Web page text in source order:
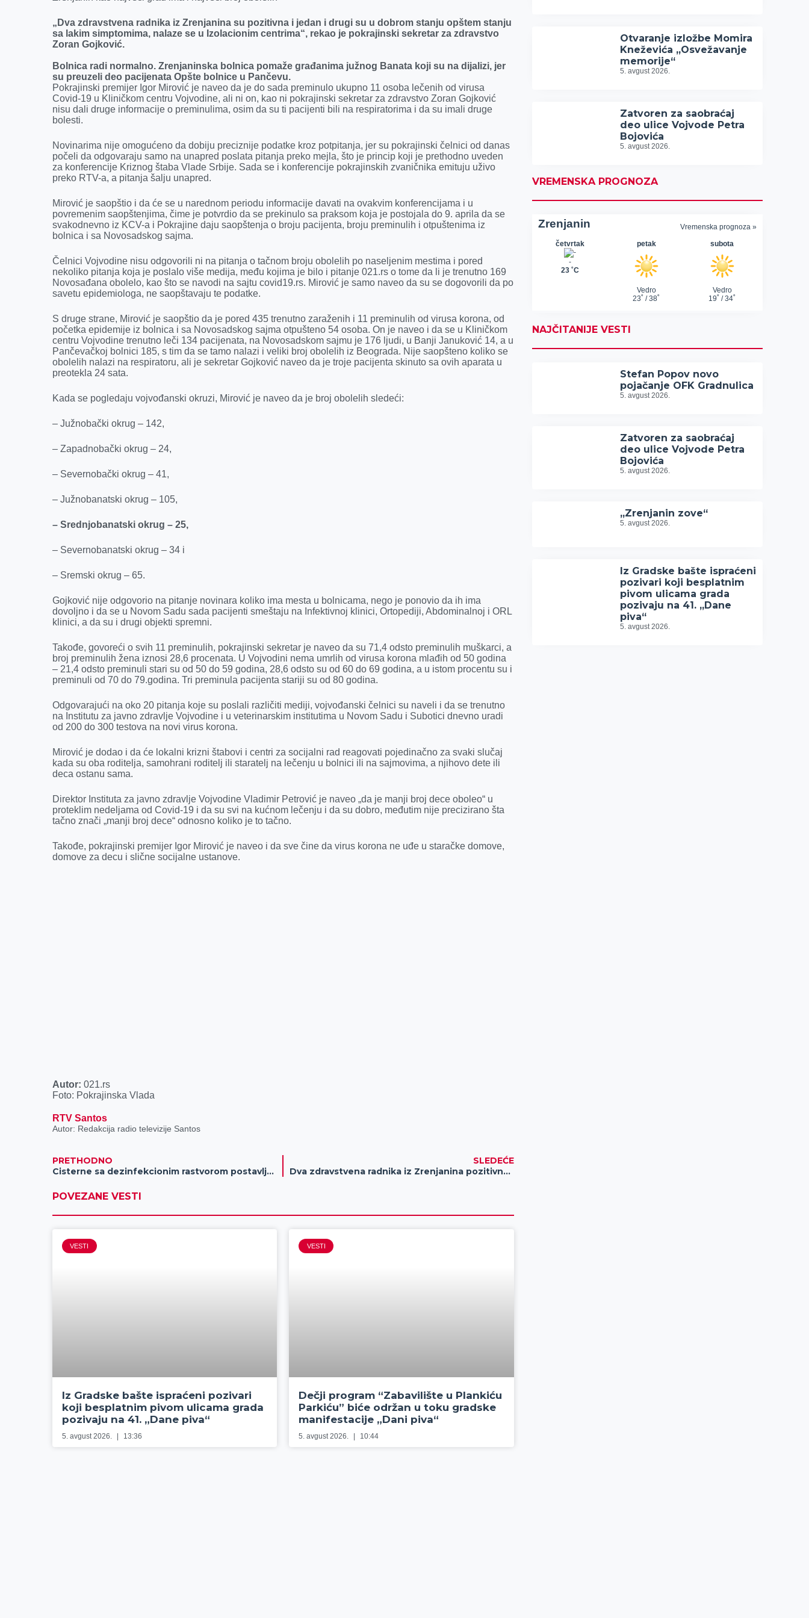
„Dva zdravstvena radnika iz Zrenjanina su pozitivna i jedan i drugi su u dobrom stanju opštem stanju
sa lakim simptomima, nalaze se u Izolacionim centrima“, rekao je pokrajinski sekretar za zdravstvo
Zoran Gojković.
Bolnica radi normalno. Zrenjaninska bolnica pomaže građanima južnog Banata koji su na dijalizi, jer
su preuzeli deo pacijenata Opšte bolnice u Pančevu.
Pokrajinski premijer Igor Mirović je naveo da je do sada preminulo ukupno 11 osoba lečenih od virusa
Covid-19 u Kliničkom centru Vojvodine, ali ni on, kao ni pokrajinski sekretar za zdravstvo Zoran Gojković
nisu dali druge informacije o preminulima, osim da su ti pacijenti bili na respiratorima i da su imali druge
bolesti.
Novinarima nije omogućeno da dobiju preciznije podatke kroz potpitanja, jer su pokrajinski čelnici od danas
počeli da odgovaraju samo na unapred poslata pitanja preko mejla, što je princip koji je prethodno uveden
za konferencije Kriznog štaba Vlade Srbije. Sada se i konferencije pokrajinskih zvaničnika emituju uživo
preko RTV-a, a pitanja šalju unapred.
Mirović je saopštio i da će se u narednom periodu informacije davati na ovakvim konferencijama i u
povremenim saopštenjima, čime je potvrdio da se prekinulo sa praksom koja je postojala do 9. aprila da se
svakodnevno iz KCV-a i Pokrajine daju saopštenja o broju pacijenta, broju preminulih i otpuštenima iz
bolnica i sa Novosadskog sajma.
Čelnici Vojvodine nisu odgovorili ni na pitanja o tačnom broju obolelih po naseljenim mestima i pored
nekoliko pitanja koja je poslalo više medija, među kojima je bilo i pitanje 021.rs o tome da li je trenutno 169
Novosađana obolelo, kao što se navodi na sajtu covid19.rs. Mirović je samo naveo da su se dogovorili da po
savetu epidemiologa, ne saopštavaju te podatke.
S druge strane, Mirović je saopštio da je pored 435 trenutno zaraženih i 11 preminulih od virusa korona, od
početka epidemije iz bolnica i sa Novosadskog sajma otpušteno 54 osoba. On je naveo i da se u Kliničkom
centru Vojvodine trenutno leči 134 pacijenata, na Novosadskom sajmu je 176 ljudi, u Banji Januković 14, a u
Pančevačkoj bolnici 185, s tim da se tamo nalazi i veliki broj obolelih iz Beograda. Nije saopšteno koliko se
obolelih nalazi na respiratoru, ali je sekretar Gojković naveo da je troje pacijenta skinuto sa ovih aparata u
preotekla 24 sata.
Kada se pogledaju vojvođanski okruzi, Mirović je naveo da je broj obolelih sledeći:
– Južnobački okrug – 142,
– Zapadnobački okrug – 24,
– Severnobački okrug – 41,
– Južnobanatski okrug – 105,
– Srednjobanatski okrug – 25,
– Severnobanatski okrug – 34 i
– Sremski okrug – 65.
Gojković nije odgovorio na pitanje novinara koliko ima mesta u bolnicama, nego je ponovio da ih ima
dovoljno i da se u Novom Sadu sada pacijenti smeštaju na Infektivnoj klinici, Ortopediji, Abdominalnoj i ORL
klinici, a da su i drugi objekti spremni.
Takođe, govoreći o svih 11 preminulih, pokrajinski sekretar je naveo da su 71,4 odsto preminulih muškarci, a
broj preminulih žena iznosi 28,6 procenata. U Vojvodini nema umrlih od virusa korona mlađih od 50 godina
– 21,4 odsto preminuli stari su od 50 do 59 godina, 28,6 odsto su od 60 do 69 godina, a u istom procentu su i
preminuli od 70 do 79.godina. Tri preminula pacijenta stariji su od 80 godina.
Odgovarajući na oko 20 pitanja koje su poslali različiti mediji, vojvođanski čelnici su naveli i da se trenutno
na Institutu za javno zdravlje Vojvodine i u veterinarskim institutima u Novom Sadu i Subotici dnevno uradi
od 200 do 300 testova na novi virus korona.
Mirović je dodao i da će lokalni krizni štabovi i centri za socijalni rad reagovati pojedinačno za svaki slučaj
kada su oba roditelja, samohrani roditelj ili staratelj na lečenju u bolnici ili na sajmovima, a njihovo dete ili
deca ostanu sama.
Direktor Instituta za javno zdravlje Vojvodine Vladimir Petrović je naveo „da je manji broj dece oboleo“ u
proteklim nedeljama od Covid-19 i da su svi na kućnom lečenju i da su dobro, međutim nije precizirano šta
tačno znači „manji broj dece“ odnosno koliko je to tačno.
Takođe, pokrajinski premijer Igor Mirović je naveo i da sve čine da virus korona ne uđe u staračke domove,
domove za decu i slične socijalne ustanove.
Autor:021.rs
Foto: Pokrajinska Vlada
RTV Santos
Autor: Redakcija radio televizije Santos
PRETHODNO
Cisterne sa dezinfekcionim rastvorom postavljaju se na tri lokacije u gradu
SLEDEĆE
Dva zdravstvena radnika iz Zrenjanina pozitivna na koronavirus
POVEZANE VESTI
VESTI
Iz Gradske bašte ispraćeni pozivari
koji besplatnim pivom ulicama grada
pozivaju na 41. „Dane piva“
5. avgust 2026. 13:36
VESTI
Dečji program “Zabavilište u Plankiću
Parkiću” biće održan u toku gradske
manifestacije „Dani piva“
5. avgust 2026. 10:44
Otvaranje izložbe Momira
Kneževića „Osvežavanje
memorije“
5. avgust 2026.
Zatvoren za saobraćaj
deo ulice Vojvode Petra
Bojovića
5. avgust 2026.
VREMENSKA PROGNOZA
NAJČITANIJE VESTI
Stefan Popov novo
pojačanje OFK Gradnulica
5. avgust 2026.
Zatvoren za saobraćaj
deo ulice Vojvode Petra
Bojovića
5. avgust 2026.
„Zrenjanin zove“
5. avgust 2026.
Iz Gradske bašte ispraćeni
pozivari koji besplatnim
pivom ulicama grada
pozivaju na 41. „Dane
piva“
5. avgust 2026.